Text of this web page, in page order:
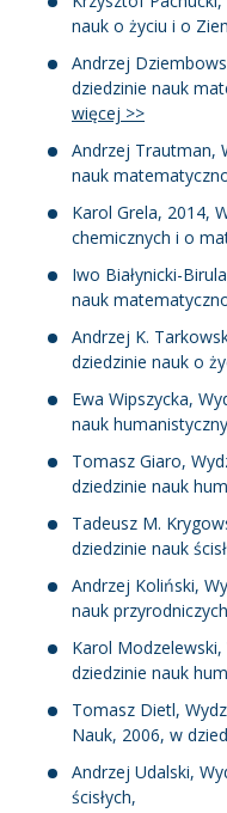
nauk o życiu i o
Andrzej
dziedzinie nauk
więcej >>
Andrzej Trautman,
nauk
Karol Grela, 2014,
chemicznych i o
Iwo Białynicki-
nauk
Andrzej K.
dziedzinie nauk o
Ewa Wipszycka,
nauk
Tomasz Giaro,
dziedzinie nauk
Tadeusz M.
dziedzinie nauk
Andrzej Koliński,
nauk
Karol Modzelewski,
dziedzinie nauk
Tomasz Dietl,
Nauk, 2006, w
Andrzej Udalski,
ścisłych,